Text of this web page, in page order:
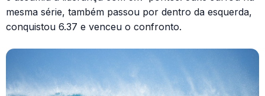
mesma série, também passou por dentro da esquerda,
conquistou 6.37 e venceu o confronto.